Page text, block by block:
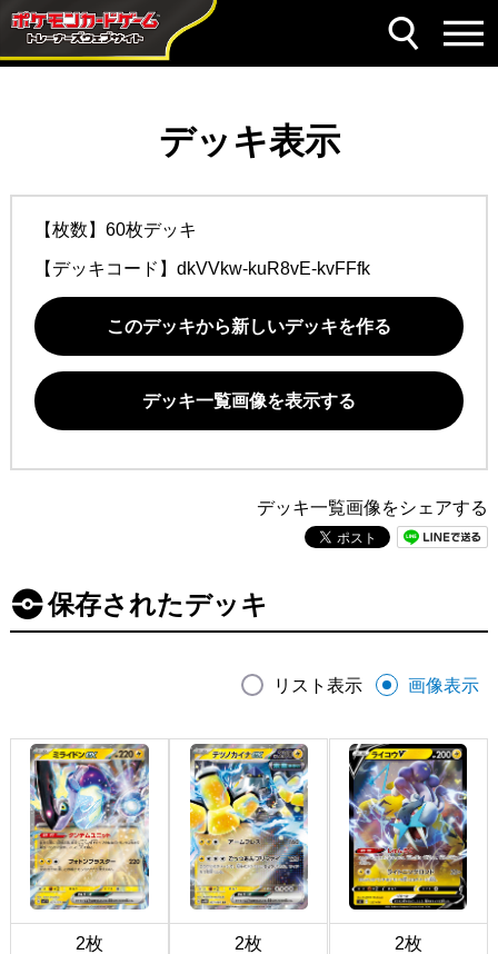
デッキ表示
【枚数】60枚デッキ
【デッキコード】 dkVVkw-kuR8vE-kvFFfk
このデッキから新しいデッキを作る
デッキ一覧画像を表示する
デッキ一覧画像をシェアする
保存されたデッキ
リスト表示 画像表示
2枚 2枚 2枚